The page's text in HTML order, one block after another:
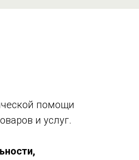
помощи
и услуг.